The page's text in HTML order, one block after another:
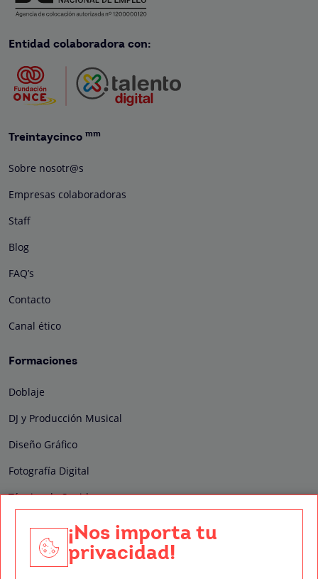
Entidad colaboradora con:
Treintaycinco mm
Sobre nosotr@s
Empresas colaboradoras
Staff
Blog
FAQ’s
Contacto
Canal ético
Formaciones
Doblaje
DJ y Producción Musical
Diseño Gráfico
Fotografía Digital
Técnico de Sonido
Edición y Postproducción de Vídeo
Nuestros sellos de calidad
¡Nos importa tu
privacidad!